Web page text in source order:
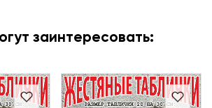
заинтересовать: